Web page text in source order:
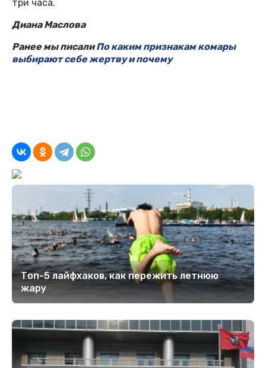
три часа.
Диана Маслова
Ранее мы писалиПо каким признакам комары
выбирают себе жертву и почему
Топ-5 лайфхаков, как пережить летнюю
жару